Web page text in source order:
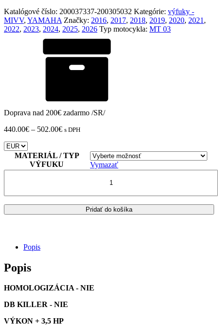
Katalógové číslo: 200037337-200305032 Kategórie: výfuky -
MIVV, YAMAHA Značky: 2016, 2017, 2018, 2019, 2020, 2021 ,
2022, 2023, 2024, 2025, 2026 Typ motocykla: MT 03
Doprava nad 200€ zadarmo /SR/
440.00€ – 502.00€Price
through
502.00€
s DPH
MATERIÁL / TYP
VÝFUKU
Vymazať
MIVV
MK3
Pridať do košíka
Popis
Popis
HOMOLOGIZÁCIA - NIE
DB KILLER - NIE
VÝKON + 3,5 HP